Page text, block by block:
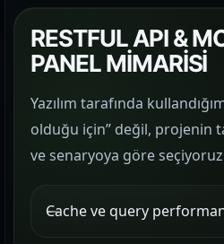
RESTFUL API &
PANEL MİMARİSİ
Yazılım tarafında
olduğu için” değil, projenin
ve senaryoya göre
Cache ve query